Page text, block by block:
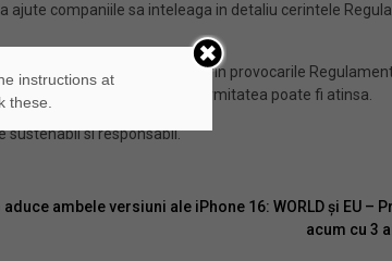
companiile sa inteleaga in detaliu cerintele
a putea naviga cu succes prin provocarile
cu sprijinul potrivit, conformitatea poate fi atinsa.
sustenabil si responsabil.
ambele versiuni ale iPhone 16: WORLD și EU –
acum cu 3
instructions at
these.